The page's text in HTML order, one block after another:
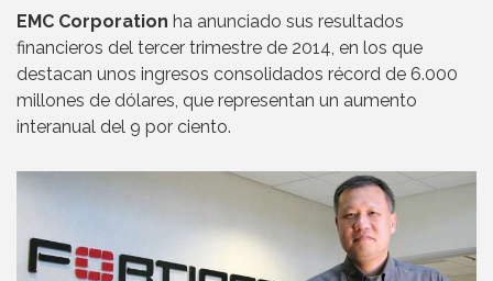
EMC Corporation ha anunciado sus resultados
financieros del tercer trimestre de 2014, en los que
destacan unos ingresos consolidados récord de 6.000
millones de dólares, que representan un aumento
interanual del 9 por ciento.